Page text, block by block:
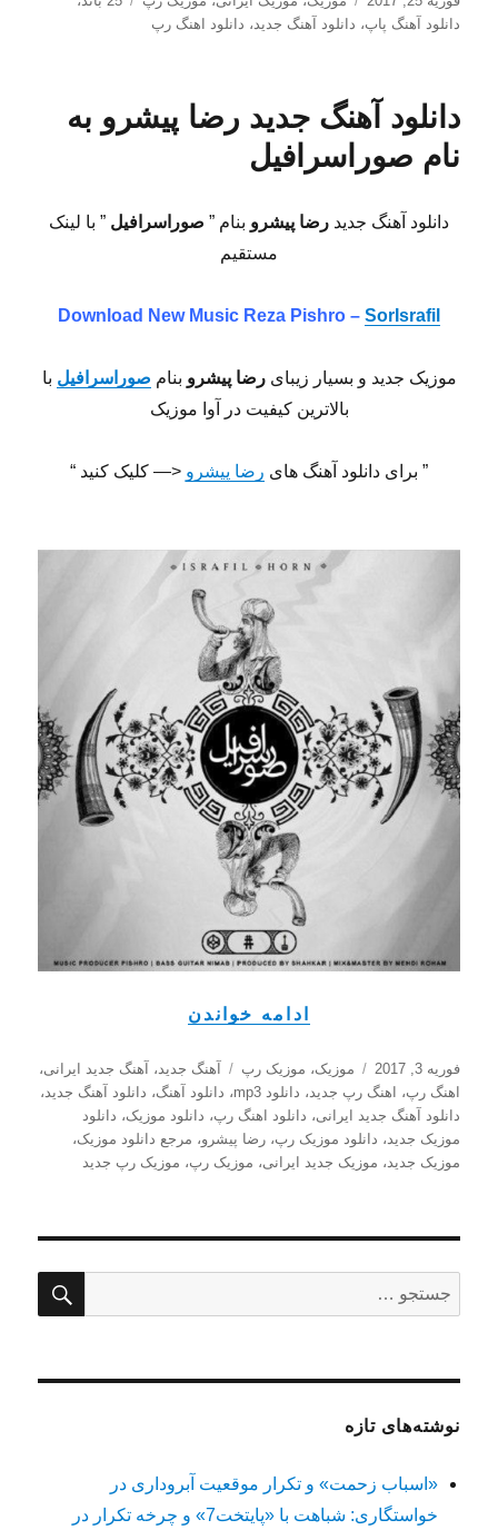
شده
دانلود آهنگ پاپ، دانلود آهنگ جدید ، دانلود اهنگ رپ
دانلود آهنگ جدید رضا پیشرو به
نام صوراسرافیل
دانلود آهنگ جدید رضا پیشرو بنام ” صوراسرافیل ” با لینک
مستقیم
Download New Music Reza Pishro – SorIsrafil
موزیک جدید و بسیار زیبایرضا پیشرو بنام صوراسرافیل با
بالاترین کیفیت در آوا موزیک
” برای دانلود آهنگ های رضا پیشرو <— کلیک کنید “
ادامه خواندن
ارسال
شده
در
فوریه 3, 2017 دسته‌ها
موزیک، موزیک رپ برچسب‌ها
آهنگ جدید ، آهنگ جدید ایرانی،
اهنگ رپ، اهنگ رپ جدید ، دانلود mp3 ، دانلود آهنگ، دانلود آهنگ جدید ،
دانلود آهنگ جدید ایرانی، دانلود اهنگ رپ، دانلود موزیک، دانلود
موزیک جدید ، دانلود موزیک رپ،رضا پیشرو، مرجع دانلود موزیک،
موزیک جدید ، موزیک جدید ایرانی، موزیک رپ، موزیک رپ جدید
برای:
نوشته‌های تازه
«اسباب زحمت» و تکرار موقعیت آبروداری در
خواستگاری: شباهت با «پایتخت7» و چرخه تکرار در